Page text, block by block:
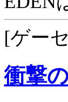
[ゲー
衝撃